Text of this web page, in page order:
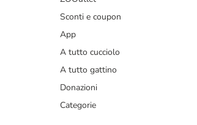
Sconti e coupon
App
A tutto cucciolo
A tutto gattino
Donazioni
Categorie